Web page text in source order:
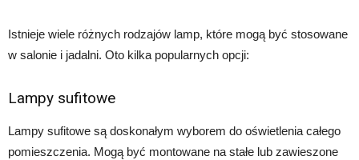
Istnieje wiele różnych rodzajów lamp, które mogą być stosowane
w salonie i jadalni. Oto kilka popularnych opcji:
Lampy sufitowe
Lampy sufitowe są doskonałym wyborem do oświetlenia całego
pomieszczenia. Mogą być montowane na stałe lub zawieszone